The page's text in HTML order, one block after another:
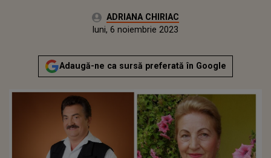
Autor:ADRIANA CHIRIAC
Publicat:
luni, 6 noiembrie 2023
Adaugă-ne ca sursă preferată în Google